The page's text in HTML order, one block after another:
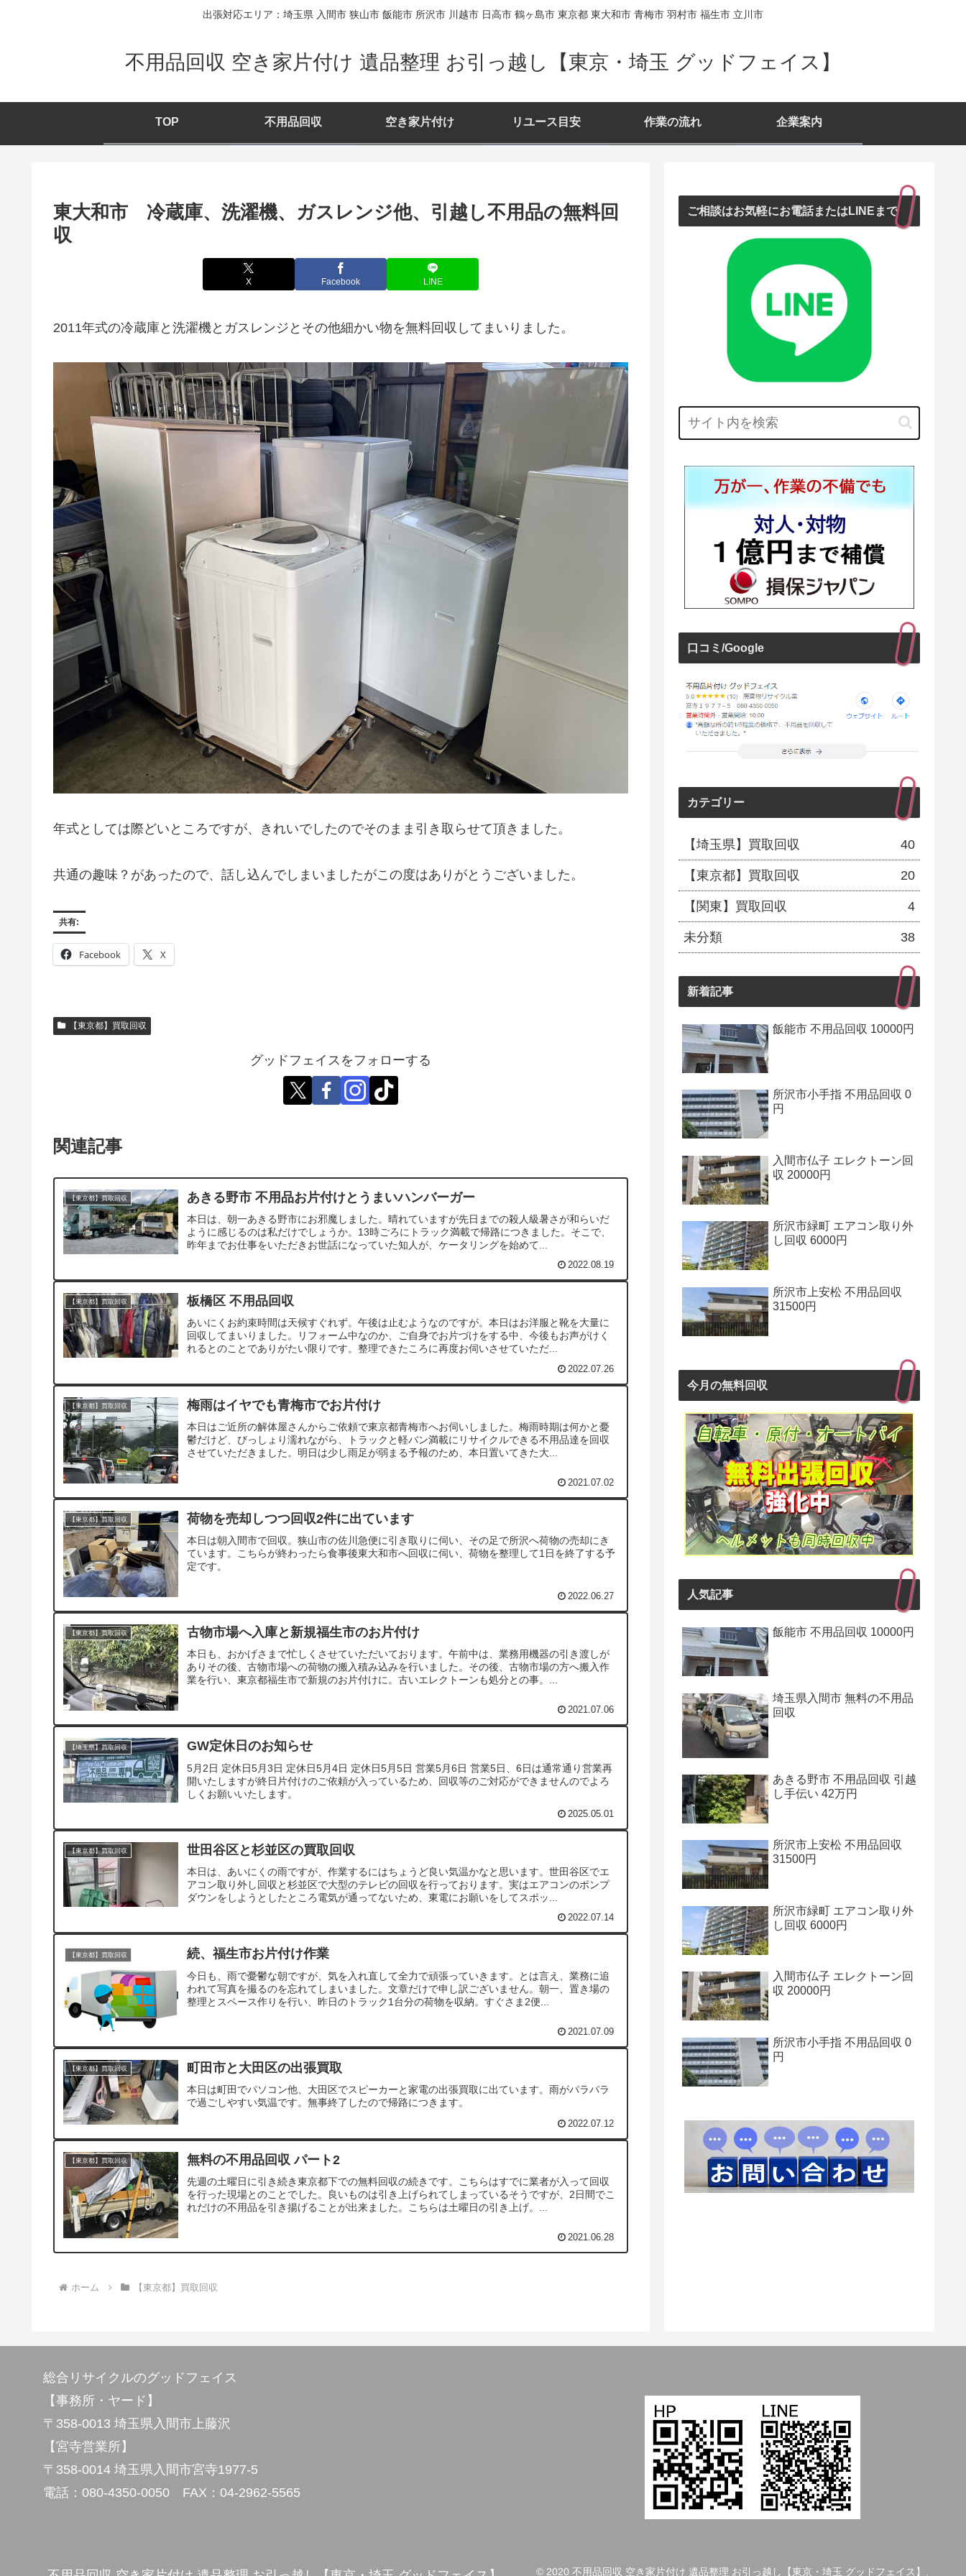
出張対応エリア：埼玉県 入間市 狭山市 飯能市 所沢市 川越市 日高市 鶴ヶ島市 東京都 東大和市 青梅市 羽村市 福生市 立川市
不用品回収 空き家片付け 遺品整理 お引っ越し【東京・埼玉 グッドフェイス】
TOP 不用品回収 空き家片付け リユース目安 作業の流れ 企業案内
東大和市 冷蔵庫、洗濯機、ガスレンジ他、引越し不用品の無料回
収
X Facebook LINE
2011年式の冷蔵庫と洗濯機とガスレンジとその他細かい物を無料回収してまいりました。
年式としては際どいところですが、きれいでしたのでそのまま引き取らせて頂きました。
共通の趣味？があったので、話し込んでしまいましたがこの度はありがとうございました。
共有:
Facebook X
【東京都】買取回収
グッドフェイスをフォローする
関連記事
【東京都】買取回収 あきる野市 不用品お片付けとうまいハンバーガー
本日は、朝一あきる野市にお邪魔しました。晴れていますが先日までの殺人級暑さが和らいだ
ように感じるのは私だけでしょうか。13時ごろにトラック満載で帰路につきました。そこで、
昨年までお仕事をいただきお世話になっていた知人が、ケータリングを始めて...
2022.08.19
【東京都】買取回収 板橋区 不用品回収
あいにくお約束時間は天候すぐれず。午後は止むようなのですが。本日はお洋服と靴を大量に
回収してまいりました。リフォーム中なのか、ご自身でお片づけをする中、今後もお声がけく
れるとのことでありがたい限りです。整理できたころに再度お伺いさせていただ...
2022.07.26
【東京都】買取回収 梅雨はイヤでも青梅市でお片付け
本日はご近所の解体屋さんからご依頼で東京都青梅市へお伺いしました。梅雨時期は何かと憂
鬱だけど、びっしょり濡れながら、トラックと軽バン満載にリサイクルできる不用品達を回収
させていただきました。明日は少し雨足が弱まる予報のため、本日置いてきた大...
2021.07.02
【東京都】買取回収 荷物を売却しつつ回収2件に出ています
本日は朝入間市で回収。狭山市の佐川急便に引き取りに伺い、その足で所沢へ荷物の売却にき
ています。こちらが終わったら食事後東大和市へ回収に伺い、荷物を整理して1日を終了する予
定です。
2022.06.27
【東京都】買取回収 古物市場へ入庫と新規福生市のお片付け
本日も、おかげさまで忙しくさせていただいております。午前中は、業務用機器の引き渡しが
ありその後、古物市場への荷物の搬入積み込みを行いました。その後、古物市場の方へ搬入作
業を行い、東京都福生市で新規のお片付けに。古いエレクトーンも処分との事。...
2021.07.06
【埼玉県】買取回収 GW定休日のお知らせ
5月2日 定休日5月3日 定休日5月4日 定休日5月5日 営業5月6日 営業5日、6日は通常通り営業再
開いたしますが終日片付けのご依頼が入っているため、回収等のご対応ができませんのでよろ
しくお願いいたします。
2025.05.01
【東京都】買取回収 世田谷区と杉並区の買取回収
本日は、あいにくの雨ですが、作業するにはちょうど良い気温かなと思います。世田谷区でエ
アコン取り外し回収と杉並区で大型のテレビの回収を行っております。実はエアコンのポンプ
ダウンをしようとしたところ電気が通ってないため、東電にお願いをしてスポッ...
2022.07.14
【東京都】買取回収 続、福生市お片付け作業
今日も、雨で憂鬱な朝ですが、気を入れ直して全力で頑張っていきます。とは言え、業務に追
われて写真を撮るのを忘れてしまいました。文章だけで申し訳ございません。朝一、置き場の
整理とスペース作りを行い、昨日のトラック1台分の荷物を収納。すぐさま2便...
2021.07.09
【東京都】買取回収 町田市と大田区の出張買取
本日は町田でパソコン他、大田区でスピーカーと家電の出張買取に出ています。雨がパラパラ
で過ごしやすい気温です。無事終了したので帰路につきます。
2022.07.12
【東京都】買取回収 無料の不用品回収 パート2
先週の土曜日に引き続き東京都下での無料回収の続きです。こちらはすでに業者が入って回収
を行った現場とのことでした。良いものは引き上げられてしまっているそうですが、2日間でこ
れだけの不用品を引き揚げることが出来ました。こちらは土曜日の引き上げ。...
2021.06.28
ホーム 【東京都】買取回収
ご相談はお気軽にお電話またはLINEまで
口コミ/Google
カテゴリー
【埼玉県】買取回収 40
【東京都】買取回収 20
【関東】買取回収 4
未分類 38
新着記事
飯能市 不用品回収 10000円
所沢市小手指 不用品回収 0
円
入間市仏子 エレクトーン回
収 20000円
所沢市緑町 エアコン取り外
し回収 6000円
所沢市上安松 不用品回収
31500円
今月の無料回収
人気記事
飯能市 不用品回収 10000円
埼玉県入間市 無料の不用品
回収
あきる野市 不用品回収 引越
し手伝い 42万円
所沢市上安松 不用品回収
31500円
所沢市緑町 エアコン取り外
し回収 6000円
入間市仏子 エレクトーン回
収 20000円
所沢市小手指 不用品回収 0
円
総合リサイクルのグッドフェイス
【事務所・ヤード】
〒358-0013 埼玉県入間市上藤沢
【宮寺営業所】
〒358-0014 埼玉県入間市宮寺1977-5
電話：080-4350-0050 FAX：04-2962-5565
© 2020 不用品回収 空き家片付け 遺品整理 お引っ越し【東京・埼玉 グッドフェイス】.